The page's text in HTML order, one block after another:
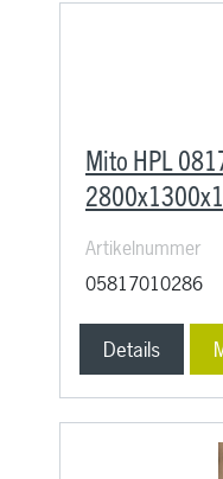
Mito HPL
Artikelnummer
05817010286
Details